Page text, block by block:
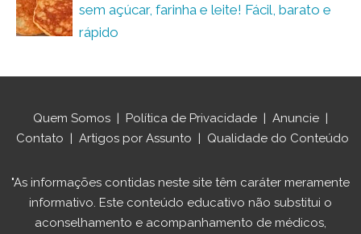
sem açúcar, farinha e leite! Fácil, barato e
rápido
Quem Somos | Política de Privacidade | Anuncie |
Contato | Artigos por Assunto | Qualidade do Conteúdo
"As informações contidas neste site têm caráter meramente
informativo. Este conteúdo educativo não substitui o
aconselhamento e acompanhamento de médicos,